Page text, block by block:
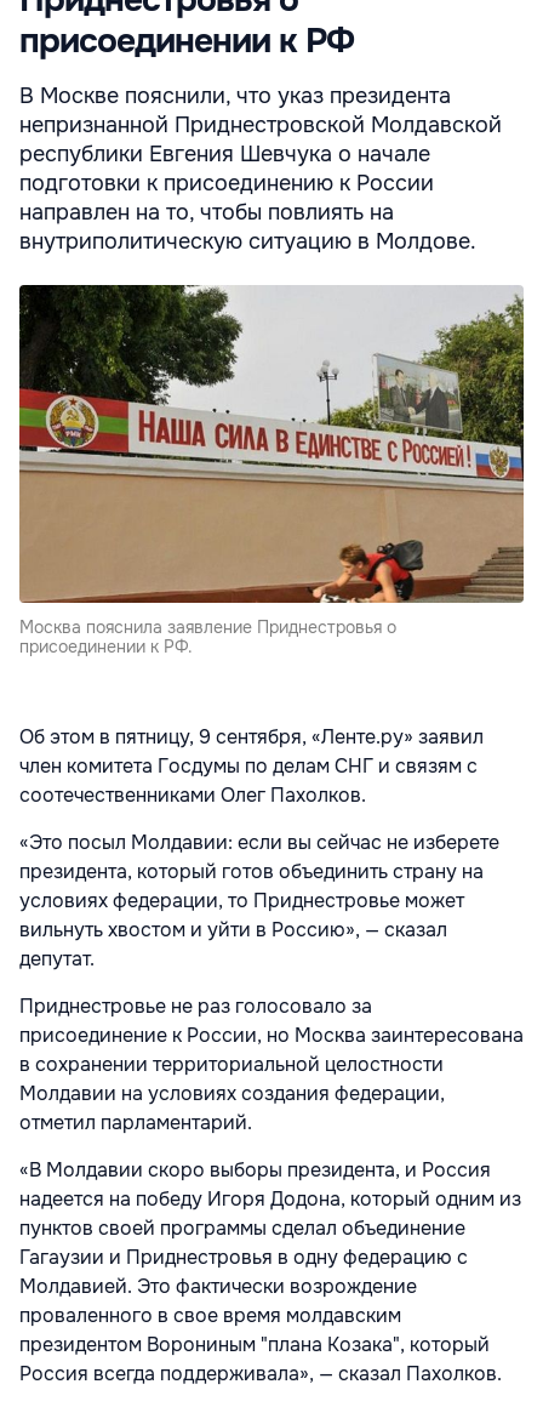
присоединении к РФ
В Москве пояснили, что указ президента
непризнанной Приднестровской Молдавской
республики Евгения Шевчука о начале
подготовки к присоединению к России
направлен на то, чтобы повлиять на
внутриполитическую ситуацию в Молдове.
Москва пояснила заявление Приднестровья о
присоединении к РФ.
Об этом в пятницу, 9 сентября, «Ленте.ру» заявил
член комитета Госдумы по делам СНГ и связям с
соотечественниками Олег Пахолков.
«Это посыл Молдавии: если вы сейчас не изберете
президента, который готов объединить страну на
условиях федерации, то Приднестровье может
вильнуть хвостом и уйти в Россию», — сказал
депутат.
Приднестровье не раз голосовало за
присоединение к России, но Москва заинтересована
в сохранении территориальной целостности
Молдавии на условиях создания федерации,
отметил парламентарий.
«В Молдавии скоро выборы президента, и Россия
надеется на победу Игоря Додона, который одним из
пунктов своей программы сделал объединение
Гагаузии и Приднестровья в одну федерацию с
Молдавией. Это фактически возрождение
проваленного в свое время молдавским
президентом Ворониным "плана Козака", который
Россия всегда поддерживала», — сказал Пахолков.